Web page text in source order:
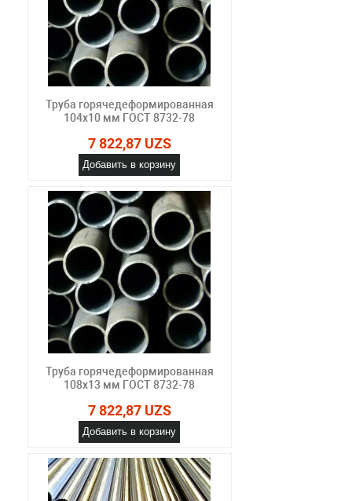
Труба горячедеформированная
104х10 мм ГОСТ 8732-78
7 822,87 UZS
Добавить в корзину
Труба горячедеформированная
108х13 мм ГОСТ 8732-78
7 822,87 UZS
Добавить в корзину